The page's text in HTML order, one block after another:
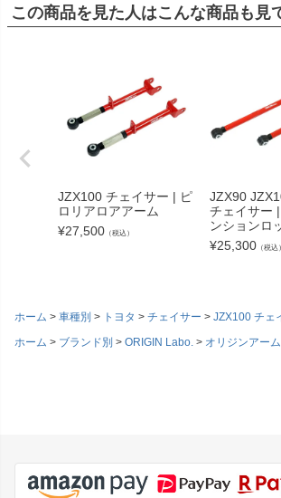
この商品を見た人はこんな商品も見
JZX100 チェイサー | ピ
ロリアロアアーム
¥27,500 （税込）
JZX90
チェイサー
ンションロ
¥25,300 （税込）
ホーム 車種別 トヨタ チェイサー JZX100 チェ
ホーム
ブランド別 ORIGIN Labo. オリジンアー